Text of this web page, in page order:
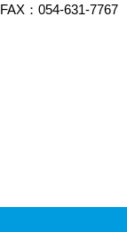
FAX：054-631-7767